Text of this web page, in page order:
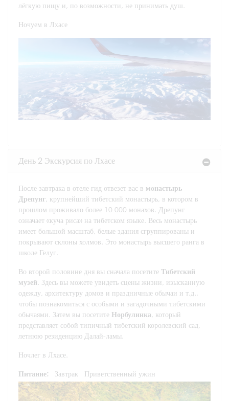
лёгкую пищу и, по возможности, не принимать душ.
Ночуем в Лхасе
День 2 Экскурсия по Лхасе
После завтрака в отеле гид отвезет вас в монастырь
Дрепунг, крупнейший тибетский монастырь, в котором в
прошлом проживало более 10 000 монахов. Дрепунг
означает «куча риса» на тибетском языке. Весь монастырь
имеет большой масштаб, белые здания сгруппированы и
покрывают склоны холмов. Это монастырь высшего ранга в
школе Гелуг.
Во второй половине дня вы сначала посетите Тибетский
музей . Здесь вы можете увидеть сцены жизни, изысканную
одежду, архитектуру домов и праздничные обычаи и т.д.,
чтобы познакомиться с особыми и загадочными тибетскими
обычаями. Затем вы посетите Норбулинка, который
представляет собой типичный тибетский королевский сад,
летнюю резиденцию Далай-ламы.
Ночлег в Лхасе.
Питание: Завтрак Приветственный ужин